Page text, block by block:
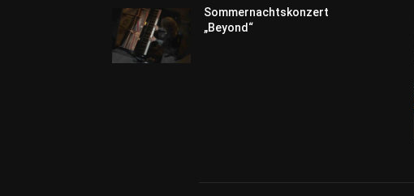
Sommernachtskonzert
„Beyond“